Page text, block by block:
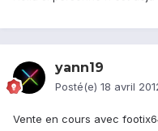
yann19
Posté(e) 18 avril
Vente en cours avec